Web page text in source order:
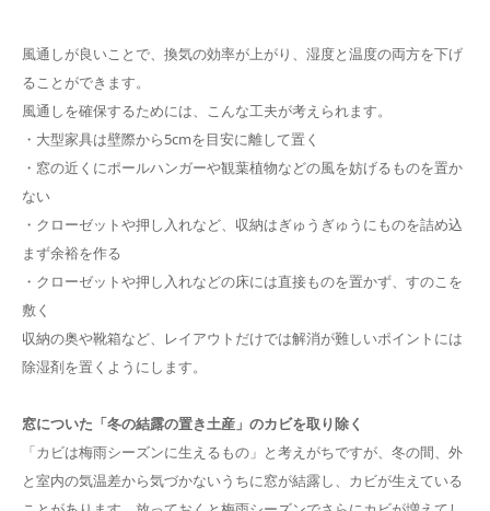
風通しが良いことで、換気の効率が上がり、湿度と温度の両方を下げ
ることができます。
風通しを確保するためには、こんな工夫が考えられます。
・大型家具は壁際から5cmを目安に離して置く
・窓の近くにポールハンガーや観葉植物などの風を妨げるものを置か
ない
・クローゼットや押し入れなど、収納はぎゅうぎゅうにものを詰め込
まず余裕を作る
・クローゼットや押し入れなどの床には直接ものを置かず、すのこを
敷く
収納の奥や靴箱など、レイアウトだけでは解消が難しいポイントには
除湿剤を置くようにします。
窓についた「冬の結露の置き土産」のカビを取り除く
「カビは梅雨シーズンに生えるもの」と考えがちですが、冬の間、外
と室内の気温差から気づかないうちに窓が結露し、カビが生えている